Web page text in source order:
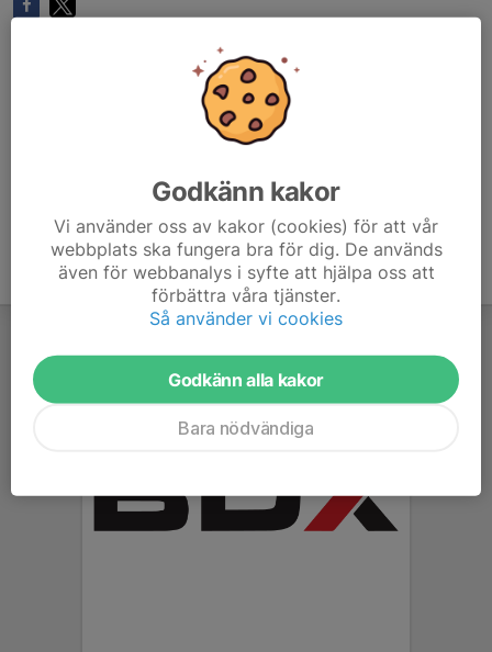
Godkänn kakor
Vi använder oss av kakor (cookies) för att vår
webbplats ska fungera bra för dig. De används
även för webbanalys i syfte att hjälpa oss att
förbättra våra tjänster.
Så använder vi cookies
Godkänn alla kakor
Bara nödvändiga